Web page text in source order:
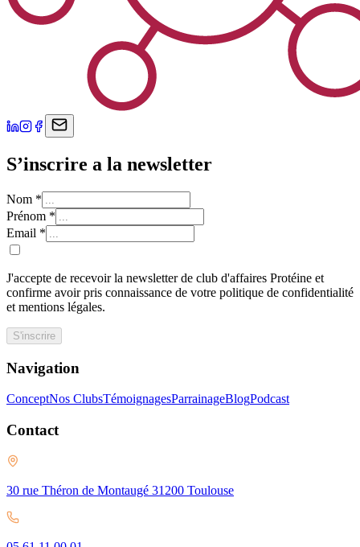
S’inscrire a la newsletter
Nom *
Prénom *
Email *
J'accepte de recevoir la newsletter de club d'affaires Protéine et
confirme avoir pris connaissance de votre politique de confidentialité
et mentions légales.
S'inscrire
Navigation
ConceptNos ClubsTémoignagesParrainageBlogPodcast
Contact
30 rue Théron de Montaugé 31200 Toulouse